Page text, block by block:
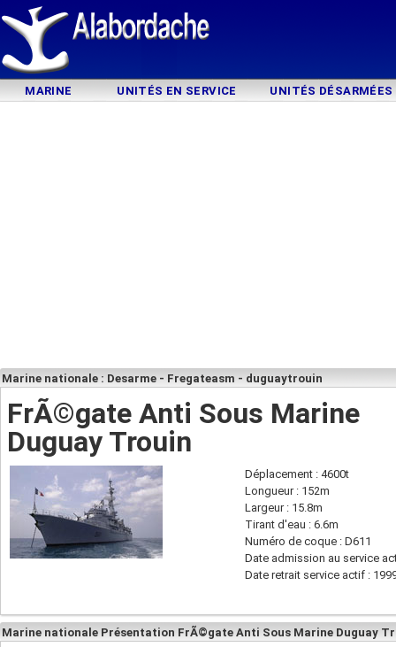
MARINE UNITÉS EN SERVICE UNITÉS DÉSARMÉES
Marine nationale : Desarme - Fregateasm - duguaytrouin
FrÃ©gate Anti Sous Marine
Duguay Trouin
Déplacement : 4600t
Longueur : 152m
Largeur : 15.8m
Tirant d'eau : 6.6m
Numéro de coque : D611
Date admission au service
Date retrait service actif :
Marine nationale Présentation FrÃ©gate Anti Sous Marine Duguay